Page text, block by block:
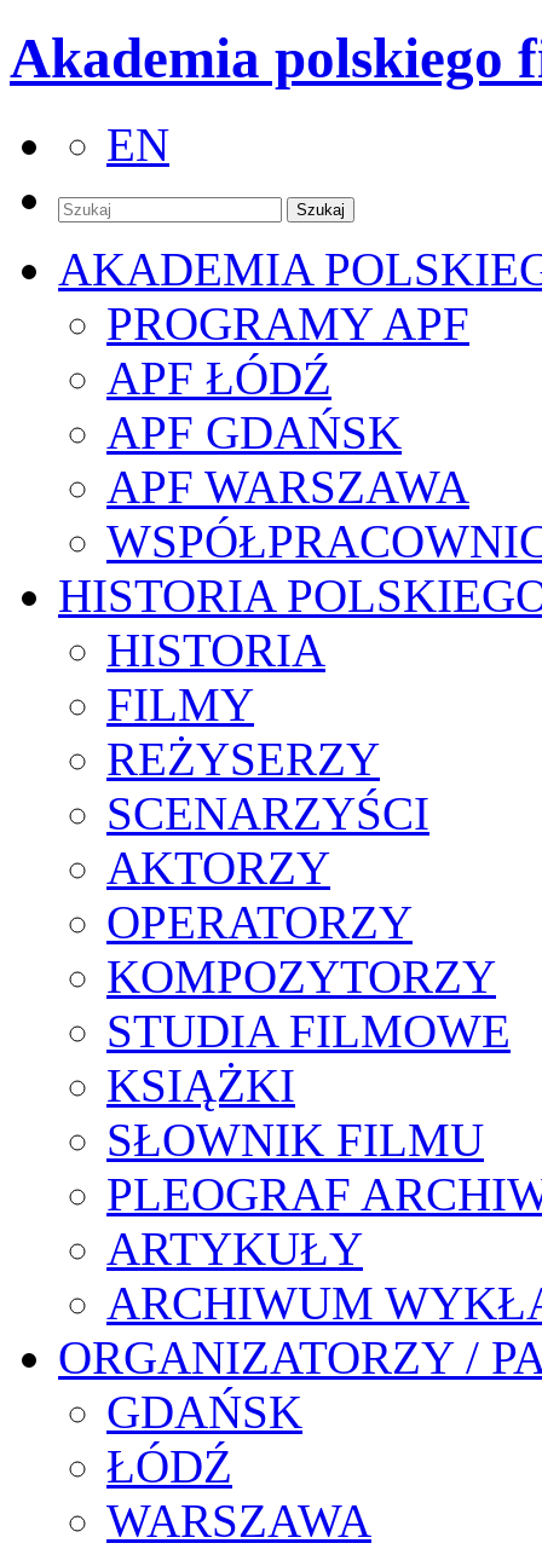
Akademia polskiego
EN
AKADEMIA
PROGRAMY APF
APF ŁÓDŹ
APF GDAŃSK
APF WARSZAWA
HISTORIA
HISTORIA
FILMY
REŻYSERZY
SCENARZYŚCI
AKTORZY
OPERATORZY
KOMPOZYTORZY
STUDIA FILMOWE
KSIĄŻKI
SŁOWNIK FILMU
PLEOGRAF
ARTYKUŁY
ARCHIWUM
ORGANIZATORZY /
GDAŃSK
ŁÓDŹ
WARSZAWA